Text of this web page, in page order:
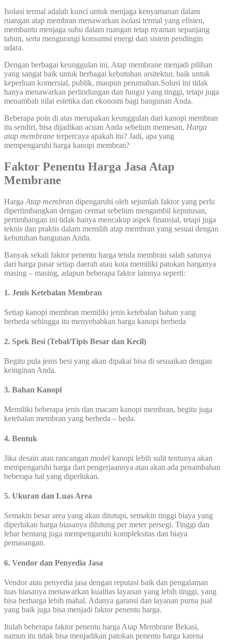
Isolasi termal adalah kunci untuk menjaga kenyamanan dalam
ruangan atap membran menawarkan isolasi termal yang efisien,
membantu menjaga suhu dalam ruangan tetap nyaman sepanjang
tahun, serta mengurangi konsumsi energi dari sistem pendingin
udara.
Dengan berbagai keunggulan ini, Atap membrane menjadi pilihan
yang sangat baik untuk berbagai kebutuhan arsitektur, baik untuk
keperluan komersial, publik, maupun perumahan.Solusi ini tidak
hanya menawarkan perlindungan dan fungsi yang tinggi, tetapi juga
menambah nilai estetika dan ekonomi bagi bangunan Anda.
Beberapa poin di atas merupakan keunggulan dari kanopi membran
itu sendiri, bisa dijadikan acuan Anda sebelum memesan, Harga
atap membrane terpercaya apakah itu? Jadi, apa yang
mempengaruhi harga kanopi membran?
Faktor Penentu Harga Jasa Atap
Membrane
Harga Atap membran dipengaruhi oleh sejumlah faktor yang perlu
dipertimbangkan dengan cermat sebelum mengambil keputusan,
pertimbangan ini tidak hanya mencakup aspek finansial, tetapi juga
teknis dan praktis dalam memilih atap membran yang sesuai dengan
kebutuhan bangunan Anda.
Banyak sekali faktor penentu harga tenda membran salah satunya
dari harga pasar setiap daerah atau kota memiliki patokan harganya
masing – masing, adapun beberapa faktor lainnya seperti:
1. Jenis Ketebalan Membran
Setiap kanopi membran memiliki jenis ketebalan bahan yang
berbeda sehingga itu menyebabkan harga kanopi berbeda
2. Spek Besi (Tebal/Tipis Besar dan Kecil)
Begitu pula jenis besi yang akan dipakai bisa di sesuaikan dengan
keinginan Anda.
3. Bahan Kanopi
Memiliki beberapa jenis dan macam kanopi membran, begitu juga
ketebalan membran yang berbeda – beda.
4. Bentuk
Jika desain atau rancangan model kanopi lebih sulit tentunya akan
mempengaruhi harga dari pengerjaannya atau akan ada penambahan
beberapa hal yang diperlukan.
5. Ukuran dan Luas Area
Semakin besar area yang akan ditutupi, semakin tinggi biaya yang
diperlukan harga biasanya dihitung per meter persegi. Tinggi dan
lebar bentang juga mempengaruhi kompleksitas dan biaya
pemasangan.
6. Vendor dan Penyedia Jasa
Vendor atau penyedia jasa dengan reputasi baik dan pengalaman
luas biasanya menawarkan kualitas layanan yang lebih tinggi, yang
bisa berharga lebih mahal. Adanya garansi dan layanan purna jual
yang baik juga bisa menjadi faktor penentu harga.
Itulah beberapa faktor penentu harga Atap Membrane Bekasi,
namun itu tidak bisa menjadikan patokan penentu harga karena